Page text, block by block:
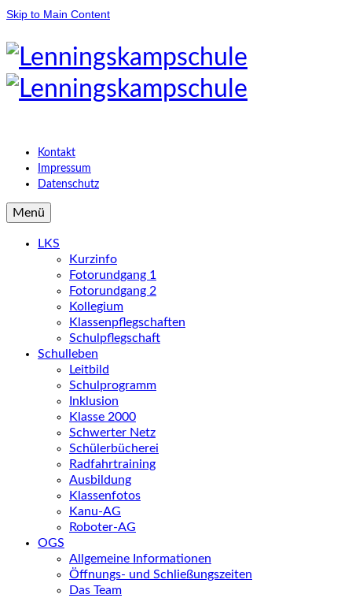
Skip to Main Content
Kontakt
Impressum
Datenschutz
Menü
LKS
Kurzinfo
Fotorundgang 1
Fotorundgang 2
Kollegium
Klassenpflegschaften
Schulpflegschaft
Schulleben
Leitbild
Schulprogramm
Inklusion
Klasse 2000
Schwerter Netz
Schülerbücherei
Radfahrtraining
Ausbildung
Klassenfotos
Kanu-AG
Roboter-AG
OGS
Allgemeine Informationen
Öffnungs- und Schließungszeiten
Das Team